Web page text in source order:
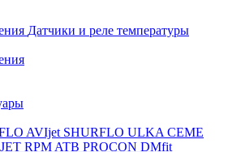
Датчики и реле температуры
AVIjet SHURFLO ULKA CEME
RPM ATB PROCON DMfit